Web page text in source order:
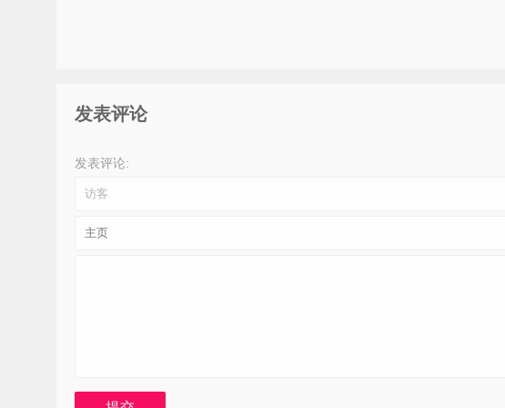
发表评论
发表评论: